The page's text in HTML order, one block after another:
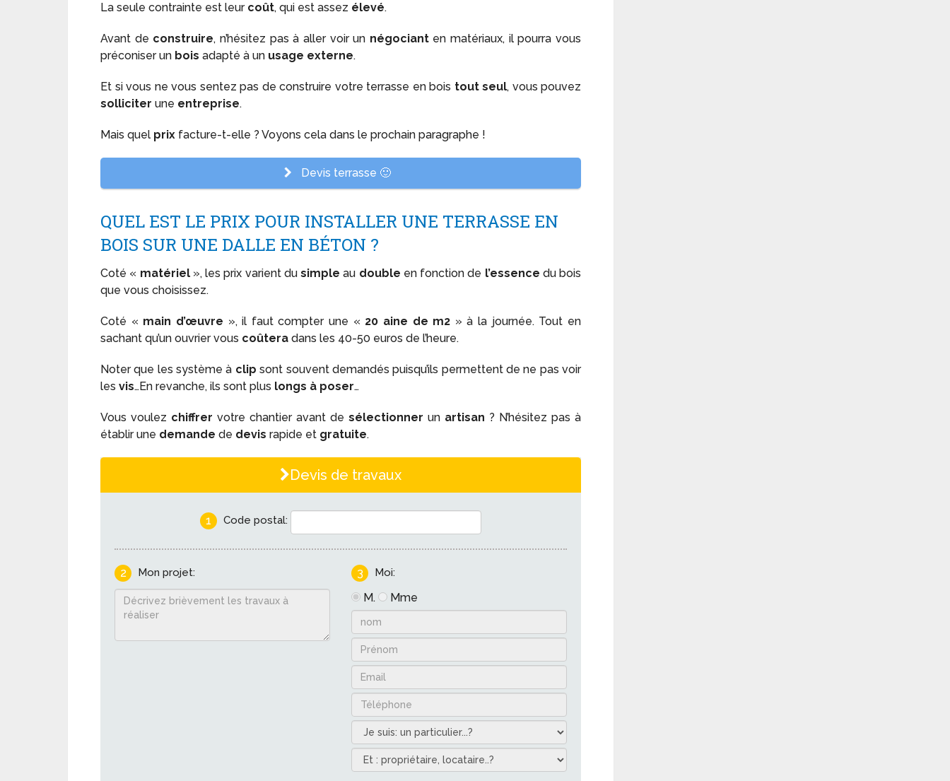
La seule contrainte est leur coût, qui est assez élevé.
Avant de construire, n’hésitez pas à aller voir un négocianten matériaux, il pourra vous
préconiser un bois adapté à un usage externe.
Et si vous ne vous sentez pas de construire votre terrasse en bois tout seul, vous pouvez
solliciter une entreprise.
Mais quel prix facture-t-elle ? Voyons cela dans le prochain paragraphe !
Devis terrasse 🙂
QUEL EST LE PRIX POUR INSTALLER UNE TERRASSE EN
BOIS SUR UNE DALLE EN BÉTON ?
Coté « matériel », les prix varient du simpleau double en fonction de l’essence du bois
que vous choisissez.
Coté « main d’œuvre », il faut compter une « 20 aine de m2 » à la journée. Tout en
sachant qu’un ouvrier vous coûtera dans les 40-50 euros de l’heure.
Noter que les système à clipsont souvent demandés puisqu’ils permettent de ne pas voir
les vis…En revanche, ils sont plus longs à poser…
Vous voulez chiffrer votre chantier avant de sélectionner un artisan ? N’hésitez pas à
établir une demande de devis rapide et gratuite.
Devis de travaux
1 Code postal:
2 Mon projet: 3 Moi:
M. Mme